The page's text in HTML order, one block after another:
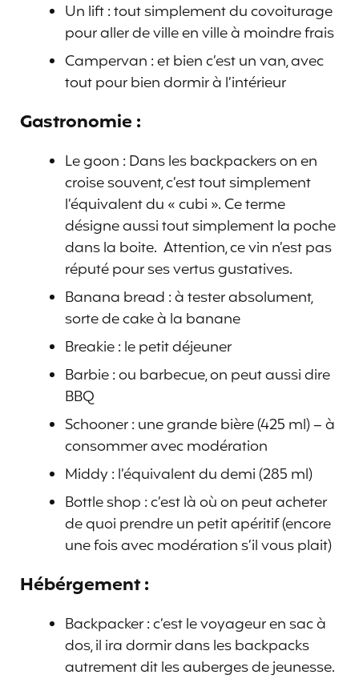
Un lift : tout simplement du covoiturage
pour aller de ville en ville à moindre frais
Campervan : et bien c’est un van, avec
tout pour bien dormir à l’intérieur
Gastronomie :
Le goon : Dans les backpackers on en
croise souvent, c’est tout simplement
l’équivalent du « cubi ». Ce terme
désigne aussi tout simplement la poche
dans la boite. Attention, ce vin n’est pas
réputé pour ses vertus gustatives.
Banana bread : à tester absolument,
sorte de cake à la banane
Breakie : le petit déjeuner
Barbie : ou barbecue, on peut aussi dire
BBQ
Schooner : une grande bière (425 ml) – à
consommer avec modération
Middy : l’équivalent du demi (285 ml)
Bottle shop : c’est là où on peut acheter
de quoi prendre un petit apéritif (encore
une fois avec modération s’il vous plait)
Hébérgement :
Backpacker : c’est le voyageur en sac à
dos, il ira dormir dans les backpacks
autrement dit les auberges de jeunesse.